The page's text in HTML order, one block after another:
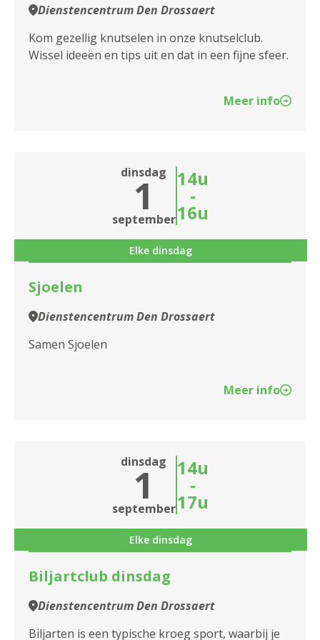
2140 Borgerhout
2170 Merksem
2950 Kapellen
Dienstencentrum Den Drossaert
Kom gezellig knutselen in onze knutselclub.
Wissel ideeën en tips uit en dat in een fijne sfeer.
Meer info
dinsdag
1
september
14u
-
16u
Elke dinsdag
Sjoelen
Dienstencentrum Den Drossaert
Samen Sjoelen
Meer info
dinsdag
1
september
14u
-
17u
Elke dinsdag
Biljartclub dinsdag
Dienstencentrum Den Drossaert
Biljarten is een typische kroeg sport, waarbij je